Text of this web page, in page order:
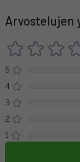
Arvostelujen
5
4
3
2
1